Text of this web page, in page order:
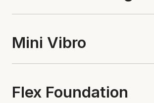
Mini Vibro
Flex Foundation